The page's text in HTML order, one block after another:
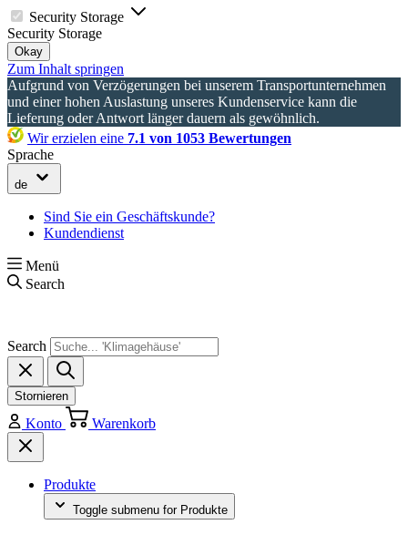
Security Storage
Security Storage
Okay
Zum Inhalt springen
Aufgrund von Verzögerungen bei unserem Transportunternehmen
und einer hohen Auslastung unseres Kundenservice kann die
Lieferung oder Antwort länger dauern als gewöhnlich.
Wir erzielen eine 7.1 von 1053 Bewertungen
Sprache
de
Sind Sie ein Geschäftskunde?
Kundendienst
Menü
Search
Search
Stornieren
Konto Warenkorb
Produkte
Toggle submenu for Produkte